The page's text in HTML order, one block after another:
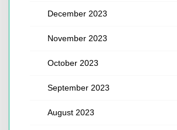
December 2023
November 2023
October 2023
September 2023
August 2023